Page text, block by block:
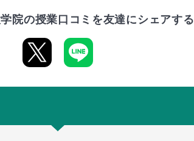
院の授業口コミを友達にシェアする